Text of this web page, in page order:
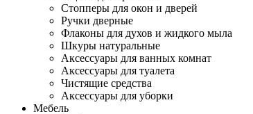
Стопперы для окон и дверей
Ручки дверные
Флаконы для духов и жидкого мыла
Шкуры натуральные
Аксессуары для ванных комнат
Аксессуары для туалета
Чистящие средства
Аксессуары для уборки
Мебель